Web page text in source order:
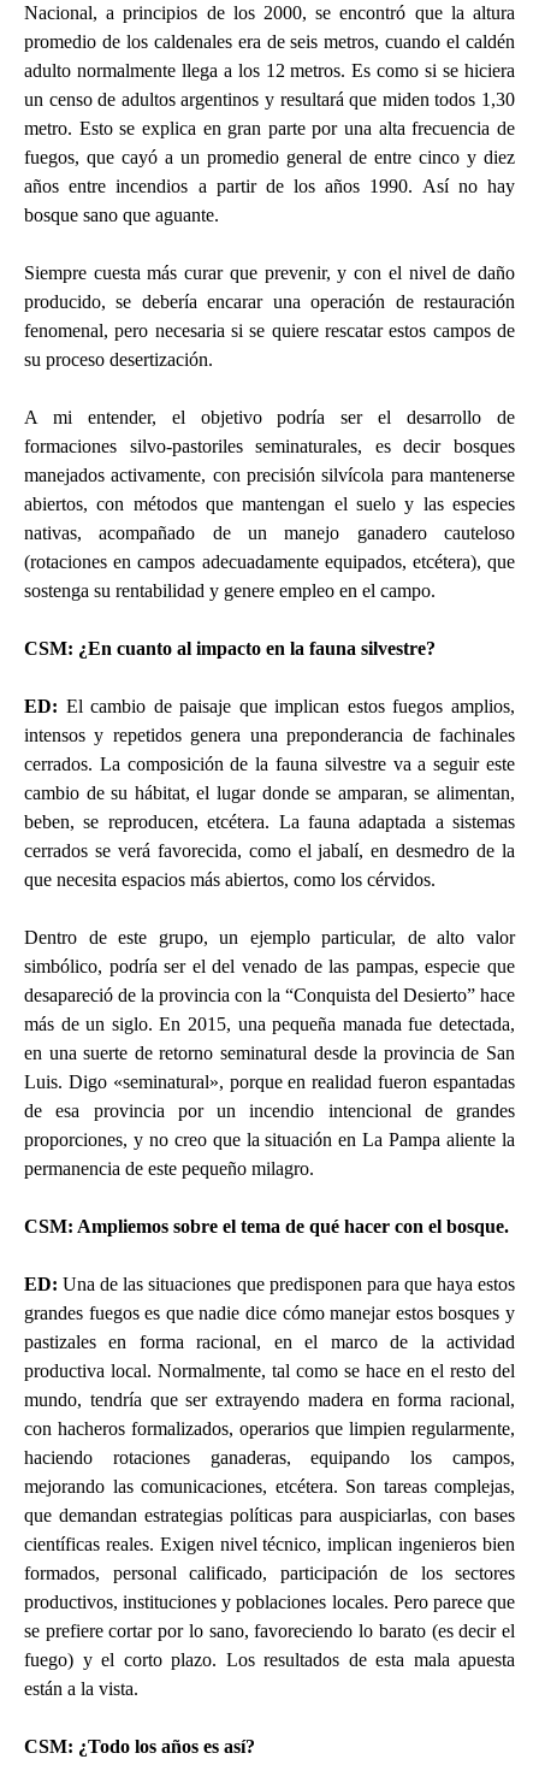
Nacional, a principios de los 2000, se encontró que la altura
promedio de los caldenales era de seis metros, cuando el caldén
adulto normalmente llega a los 12 metros. Es como si se hiciera
un censo de adultos argentinos y resultará que miden todos 1,30
metro. Esto se explica en gran parte por una alta frecuencia de
fuegos, que cayó a un promedio general de entre cinco y diez
años entre incendios a partir de los años 1990. Así no hay
bosque sano que aguante.
Siempre cuesta más curar que prevenir, y con el nivel de daño
producido, se debería encarar una operación de restauración
fenomenal, pero necesaria si se quiere rescatar estos campos de
su proceso desertización.
A mi entender, el objetivo podría ser el desarrollo de
formaciones silvo-pastoriles seminaturales, es decir bosques
manejados activamente, con precisión silvícola para mantenerse
abiertos, con métodos que mantengan el suelo y las especies
nativas, acompañado de un manejo ganadero cauteloso
(rotaciones en campos adecuadamente equipados, etcétera), que
sostenga su rentabilidad y genere empleo en el campo.
CSM: ¿En cuanto al impacto en la fauna silvestre?
ED: El cambio de paisaje que implican estos fuegos amplios,
intensos y repetidos genera una preponderancia de fachinales
cerrados. La composición de la fauna silvestre va a seguir este
cambio de su hábitat, el lugar donde se amparan, se alimentan,
beben, se reproducen, etcétera. La fauna adaptada a sistemas
cerrados se verá favorecida, como el jabalí, en desmedro de la
que necesita espacios más abiertos, como los cérvidos.
Dentro de este grupo, un ejemplo particular, de alto valor
simbólico, podría ser el del venado de las pampas, especie que
desapareció de la provincia con la “Conquista del Desierto” hace
más de un siglo. En 2015, una pequeña manada fue detectada,
en una suerte de retorno seminatural desde la provincia de San
Luis. Digo «seminatural», porque en realidad fueron espantadas
de esa provincia por un incendio intencional de grandes
proporciones, y no creo que la situación en La Pampa aliente la
permanencia de este pequeño milagro.
CSM: Ampliemos sobre el tema de qué hacer con el bosque.
ED: Una de las situaciones que predisponen para que haya estos
grandes fuegos es que nadie dice cómo manejar estos bosques y
pastizales en forma racional, en el marco de la actividad
productiva local. Normalmente, tal como se hace en el resto del
mundo, tendría que ser extrayendo madera en forma racional,
con hacheros formalizados, operarios que limpien regularmente,
haciendo rotaciones ganaderas, equipando los campos,
mejorando las comunicaciones, etcétera. Son tareas complejas,
que demandan estrategias políticas para auspiciarlas, con bases
científicas reales. Exigen nivel técnico, implican ingenieros bien
formados, personal calificado, participación de los sectores
productivos, instituciones y poblaciones locales. Pero parece que
se prefiere cortar por lo sano, favoreciendo lo barato (es decir el
fuego) y el corto plazo. Los resultados de esta mala apuesta
están a la vista.
CSM: ¿Todo los años es así?